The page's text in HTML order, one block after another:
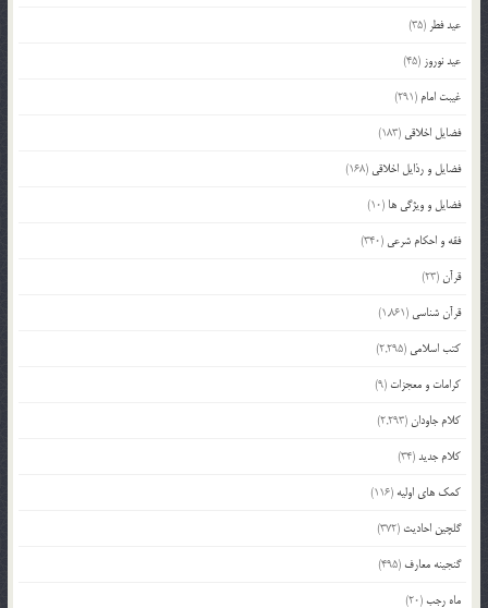
عید فطر (35)
عید نوروز (45)
غیبت امام (291)
فضایل اخلاقی (183)
فضایل و رذایل اخلاقی (168)
فضایل و ویژگی ها (10)
فقه و احکام شرعی (340)
قرآن(23)
قرآن شناسی (1,861)
کتب اسلامی (2,295)
کرامات و معجزات (9)
کلام جاودان(2,293)
کلام جدید(34)
کمک های اولیه (116)
گلچین احادیث (372)
گنجینه معارف (495)
ماه رجب(20)